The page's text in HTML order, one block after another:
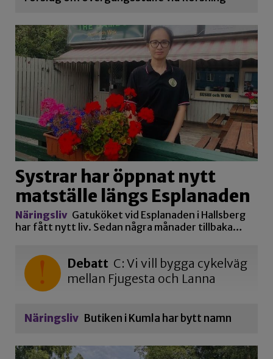
Systrar har öppnat nytt
matställe längs Esplanaden
Näringsliv Gatuköket vid Esplanaden i Hallsberg
har fått nytt liv. Sedan några månader tillbaka…
Debatt C: Vi vill bygga cykelväg
mellan Fjugesta och Lanna
Näringsliv Butiken i Kumla har bytt namn